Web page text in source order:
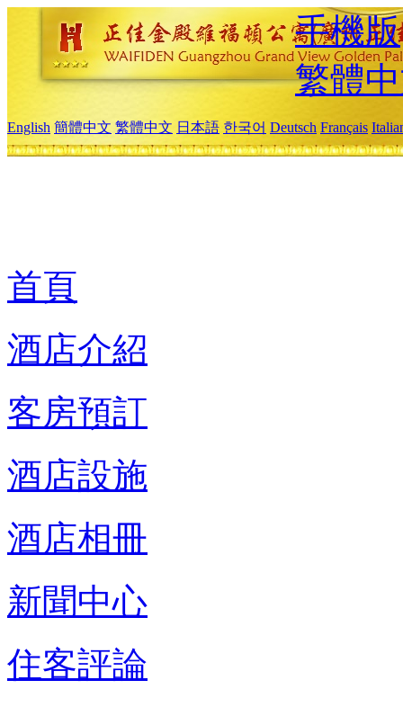
手機版
繁體
English 簡體中文 繁體中文 日本語 한국어 Deutsch Français
首頁
酒店介紹
客房預訂
酒店設施
酒店相冊
新聞中心
住客評論